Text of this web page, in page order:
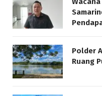
Polder
Ruang